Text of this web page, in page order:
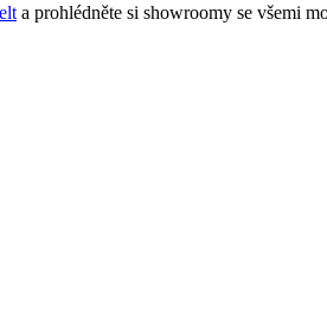
a prohlédněte si showroomy se všemi